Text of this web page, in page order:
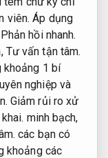
viên. Áp dụng
Phản hồi nhanh.
Tư vấn tận tâm.
khoảng 1 bí
nghiệp và
Giảm rủi ro xử
minh bạch,
các bạn có
khoảng các